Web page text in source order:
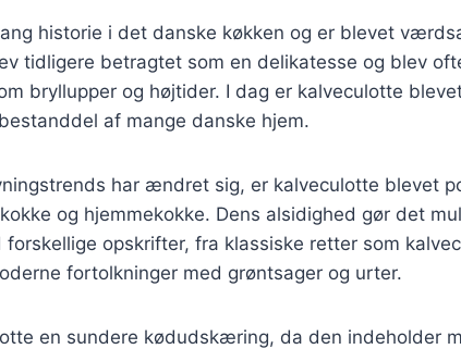
historie i det danske køkken og er blevet
tidligere betragtet som en delikatesse og blev
bryllupper og højtider. I dag er kalveculotte
af mange danske hjem.
har ændret sig, er kalveculotte blevet
og hjemmekokke. Dens alsidighed gør det
forskellige opskrifter, fra klassiske retter som
fortolkninger med grøntsager og urter.
en sundere kødudskæring, da den indeholder